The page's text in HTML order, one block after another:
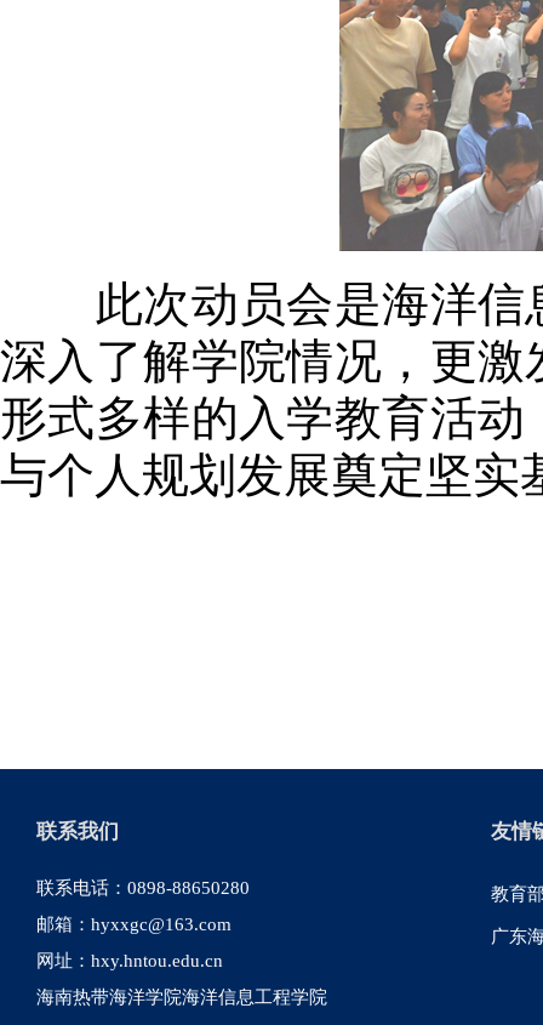
此次动员会是海洋信
深入了解学院情况，更
形式多样的入学教育活
与个人规划发展奠定坚实
联系我们
联系电话：0898-88650280
邮箱：hyxxgc@163.com
网址：hxy.hntou.edu.cn
海南热带海洋学院海洋信息工程学院
友情
教育
广东